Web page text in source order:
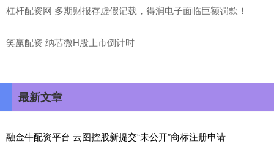
杠杆配资网 多期财报存虚假记载，得润电子面临巨额罚款！
笑赢配资 纳芯微H股上市倒计时
最新文章
融金牛配资平台 云图控股新提交“未公开”商标注册申请